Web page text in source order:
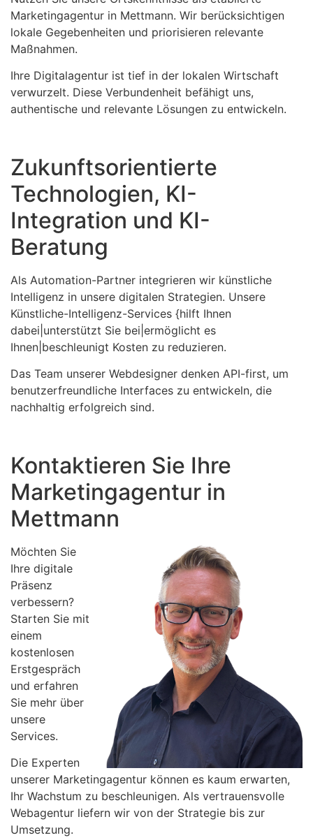
Marketingagentur in Mettmann. Wir berücksichtigen
lokale Gegebenheiten und priorisieren relevante
Maßnahmen.
Ihre Digitalagentur ist tief in der lokalen Wirtschaft
verwurzelt. Diese Verbundenheit befähigt uns,
authentische und relevante Lösungen zu entwickeln.
Zukunftsorientierte
Technologien, KI-
Integration und KI-
Beratung
Als Automation-Partner integrieren wir künstliche
Intelligenz in unsere digitalen Strategien. Unsere
Künstliche-Intelligenz-Services {hilft Ihnen
dabei|unterstützt Sie bei|ermöglicht es
Ihnen|beschleunigt Kosten zu reduzieren.
Das Team unserer Webdesigner denken API-first, um
benutzerfreundliche Interfaces zu entwickeln, die
nachhaltig erfolgreich sind.
Kontaktieren Sie Ihre
Marketingagentur in
Mettmann
Möchten Sie
Ihre digitale
Präsenz
verbessern?
Starten Sie mit
einem
kostenlosen
Erstgespräch
und erfahren
Sie mehr über
unsere
Services.
Die Experten
unserer Marketingagentur können es kaum erwarten,
Ihr Wachstum zu beschleunigen. Als vertrauensvolle
Webagentur liefern wir von der Strategie bis zur
Umsetzung.